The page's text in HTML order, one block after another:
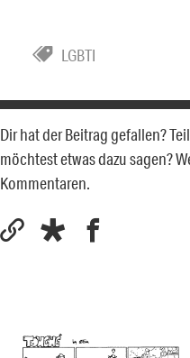
LGBTI
Dir hat der Beitrag gefallen?
möchtest etwas dazu sagen?
Kommentaren.